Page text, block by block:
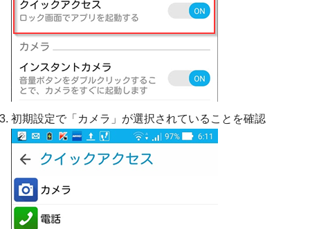
初期設定で「カメラ」が選択されていることを確認